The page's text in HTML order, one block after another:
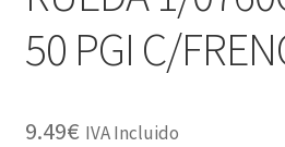
Protección Laboral
50 PGI C/
9.49€ IVA Incluido